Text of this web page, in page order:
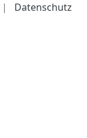
| Datenschutz